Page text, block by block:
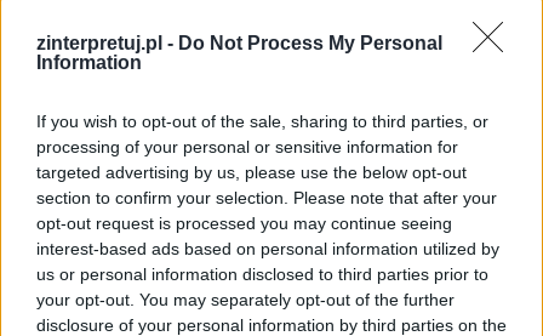
zinterpretuj.pl - Do Not Process My Personal
Information
If you wish to opt-out of the sale, sharing to third parties, or
processing of your personal or sensitive information for
targeted advertising by us, please use the below opt-out
section to confirm your selection. Please note that after your
opt-out request is processed you may continue seeing
interest-based ads based on personal information utilized by
us or personal information disclosed to third parties prior to
your opt-out. You may separately opt-out of the further
disclosure of your personal information by third parties on the
gospodarczo-ekonomicznego sukcesu. Sukces
taki Polakom w II połowie XIX wieku byłby
zaborcy rosyjskiego.
Czytaj także:
Lalka jako powieść realistyczna
Profesor Geist – charakterystyka
Rola wspo­mnień w ży­ciu czło­wie­ka.
Omów za­gad­nie­nie na pod­sta­wie Lal­ki